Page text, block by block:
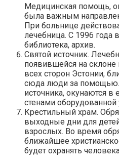
Медицинская помощь,
была важным
При больнице
лечебница. С 1996 года
библиотека, архив.
Святой источник.
появившейся на
всех сторон Эстонии,
сюда люди за
источника, окунаются
стенами
Крестильный храм.
выходные дни для
взрослых. Во время
ближайшее
будет охранять